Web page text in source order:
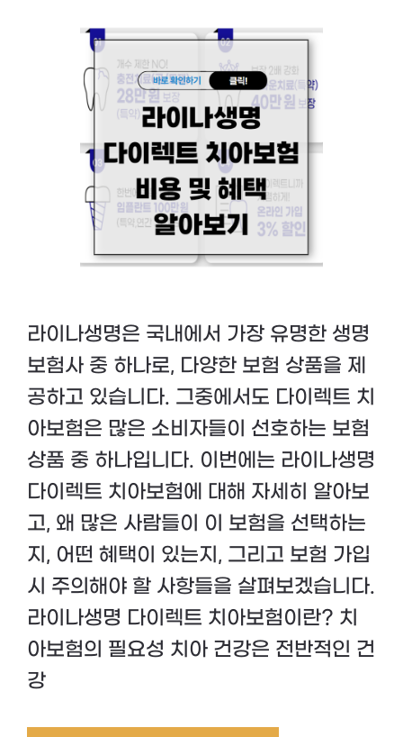
라이나생명은 국내에서 가장 유명한 생명
보험사 중 하나로, 다양한 보험 상품을 제
공하고 있습니다. 그중에서도 다이렉트 치
아보험은 많은 소비자들이 선호하는 보험
상품 중 하나입니다. 이번에는 라이나생명
다이렉트 치아보험에 대해 자세히 알아보
고, 왜 많은 사람들이 이 보험을 선택하는
지, 어떤 혜택이 있는지, 그리고 보험 가입
시 주의해야 할 사항들을 살펴보겠습니다.
라이나생명 다이렉트 치아보험이란? 치
아보험의 필요성 치아 건강은 전반적인 건
강